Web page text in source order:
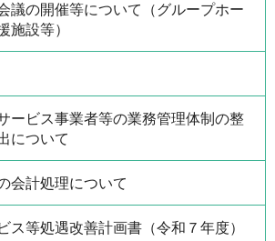
議の開催等について（グループホー
施設等）
ービス事業者等の業務管理体制の整
について
会計処理について
ス等処遇改善計画書（令和７年度）